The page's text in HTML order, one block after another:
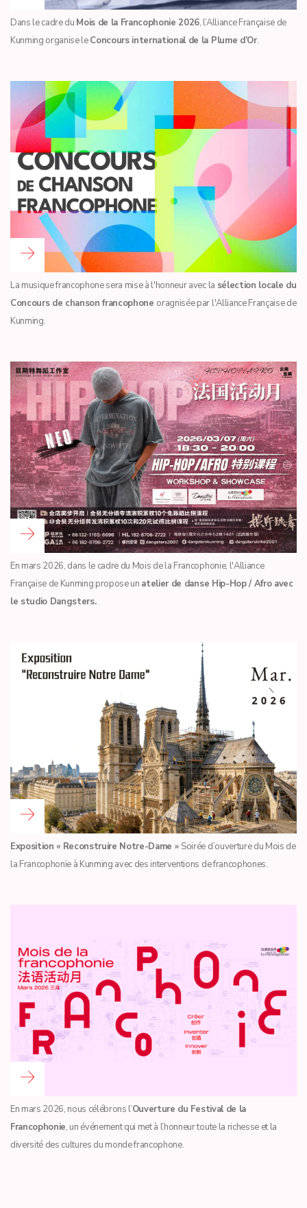
Dans le cadre du Mois de la Francophonie 2026, l’Alliance Française de
Kunming organise leConcours international de la Plume d’Or.
La musique francophone sera mise à l'honneur avec la sélection locale du
Concours de chanson francophone oragnisée par l'Alliance Française de
Kunming.
En mars 2026, dans le cadre du Mois de la Francophonie, l'Alliance
Française de Kunming propose un atelier de danse Hip-Hop / Afro avec
le studio Dangsters.
Exposition « Reconstruire Notre-Dame » Soirée d’ouverture du Mois de
la Francophonie à Kunming avec des interventions de francophones.
En mars 2026, nous célébrons l’Ouverture du Festival de la
Francophonie, un événement qui met à l’honneur toute la richesse et la
diversité des cultures du monde francophone.